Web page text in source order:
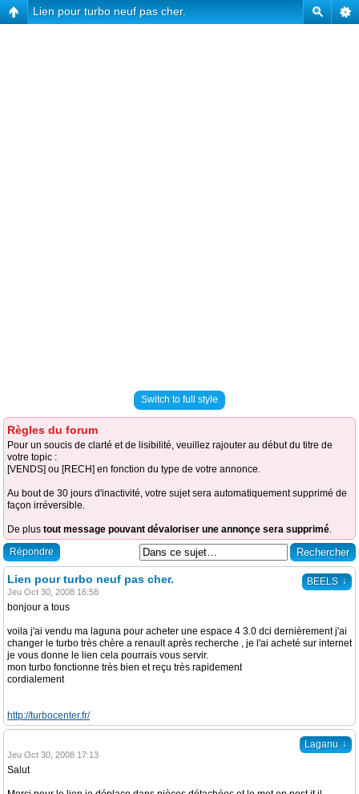
Lien pour turbo neuf pas cher.
Switch to full style
Règles du forum
Pour un soucis de clarté et de lisibilité, veuillez rajouter au début du titre de
votre topic :
[VENDS] ou [RECH] en fonction du type de votre annonce.
Au bout de 30 jours d'inactivité, votre sujet sera automatiquement supprimé de
façon irréversible.
De plus tout message pouvant dévaloriser une annonçe sera supprimé.
Répondre
BEELS ↓
Lien pour turbo neuf pas cher.
Jeu Oct 30, 2008 16:58
bonjour a tous
voila j'ai vendu ma laguna pour acheter une espace 4 3.0 dci dernièrement j'ai
changer le turbo très chère a renault après recherche , je l'ai acheté sur internet
je vous donne le lien cela pourrais vous servir.
mon turbo fonctionne très bien et reçu très rapidement
cordialement
http://turbocenter.fr/
Laganu ↓
Jeu Oct 30, 2008 17:13
Salut